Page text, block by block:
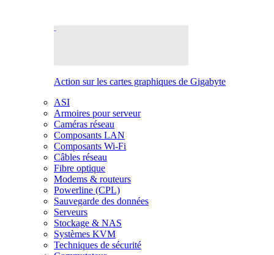
Action sur les cartes graphiques de Gigabyte
ASI
Armoires pour serveur
Caméras réseau
Composants LAN
Composants Wi-Fi
Câbles réseau
Fibre optique
Modems & routeurs
Powerline (CPL)
Sauvegarde des données
Serveurs
Stockage & NAS
Systèmes KVM
Techniques de sécurité